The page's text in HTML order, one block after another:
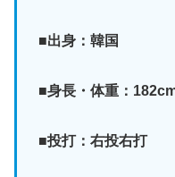
■出身：韓国
■身長・体重：
■投打：右投右打